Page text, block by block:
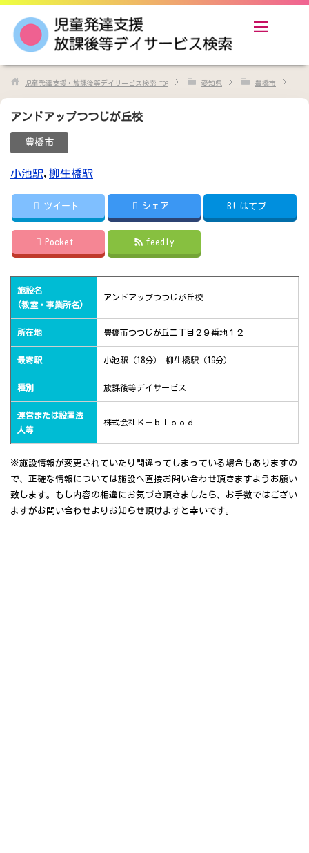
児童発達支援・放課後等デイサービス検索 TOP 愛知県 豊橋市
アンドアップつつじが丘校
豊橋市
小池駅, 柳生橋駅
ツイート シェア B! はてブ
Pocket feedly
施設名
(教室・事業所名)
アンドアップつつじが丘校
所在地 豊橋市つつじが丘二丁目２９番地１２
最寄駅 小池駅（18分） 柳生橋駅（19分）
種別 放課後等デイサービス
運営または設置法
人等
株式会社Ｋ－ｂｌｏｏｄ
※施設情報が変更されていたり間違ってしまっている場合もありますの
で、正確な情報については施設へ直接お問い合わせ頂きますようお願い
致します。もし内容の相違にお気づき頂きましたら、お手数ではござい
ますがお問い合わせよりお知らせ頂けますと幸いです。